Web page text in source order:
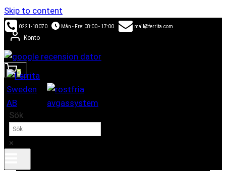
Skip to content
0221-18070 Mån - Fre: 08:00 - 17:00 mail@ferrita.com
Konto
0
Sök
×